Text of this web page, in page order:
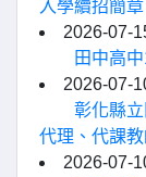
入學續招簡章
2026-07-
田中高
2026-07-
彰化縣
代理、代課
2026-07-